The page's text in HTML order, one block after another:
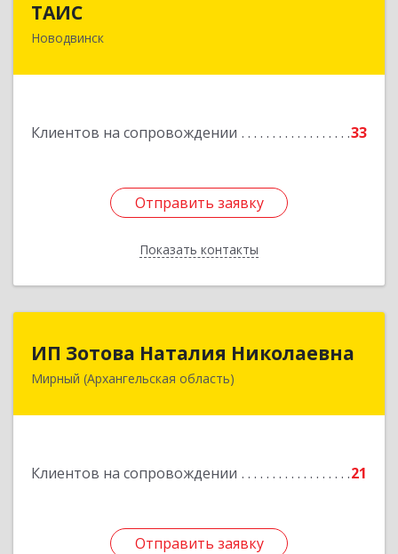
ТАИС
Новодвинск
Клиентов на сопровождении 33
Отправить заявку
Показать контакты
164902, Архангельская обл, Новодвинск г,
Отправить заявку
Назад
ИП Зотова Наталия Николаевна
Мирный (Архангельская область)
Клиентов на сопровождении 21
Отправить заявку
164170, г.Мирный, Архангельской обл.,
Отправить заявку